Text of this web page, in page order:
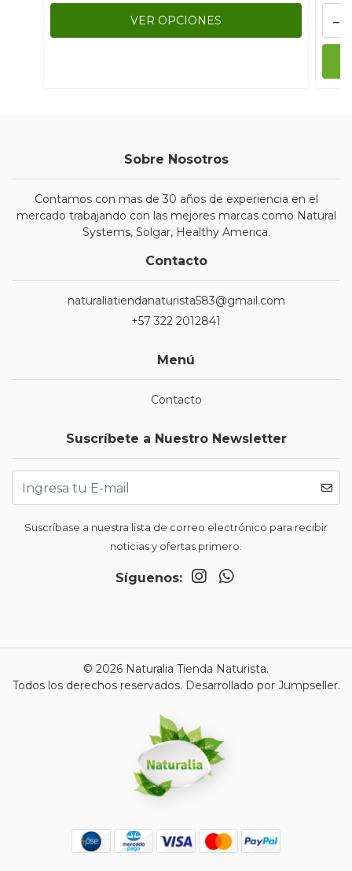
VER OPCIONES -
Sobre Nosotros
Contamos con mas de 30 años de experiencia en el
mercado trabajando con las mejores marcas como Natural
Systems, Solgar, Healthy America.
Contacto
naturaliatiendanaturista583@gmail.com
+57 322 2012841
Menú
Contacto
Suscríbete a Nuestro Newsletter
Suscríbase a nuestra lista de correo electrónico para recibir
noticias y ofertas primero.
Síguenos:
© 2026 Naturalia Tienda Naturista.
Todos los derechos reservados. Desarrollado por Jumpseller.